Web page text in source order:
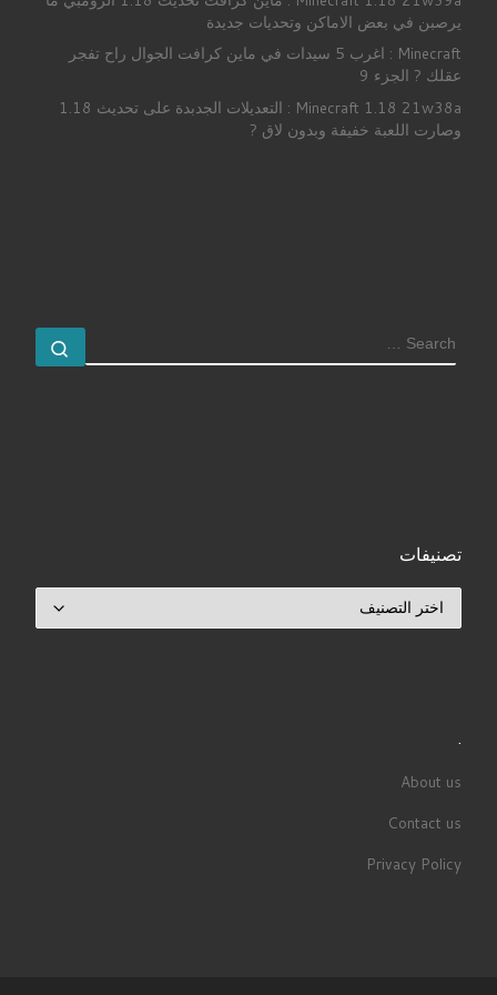
يرصبن في بعض الاماكن وتحديات جديدة
Minecraft : اغرب 5 سيدات في ماين كرافت الجوال راح تفجر
عقلك ? الجزء 9
Minecraft 1.18 21w38a : التعديلات الجدبدة على تحديث 1.18
وصارت اللعبة خفيفة وبدون لاق ?
SEARCH
تصنيفات
.
About us
Contact us
Privacy Policy